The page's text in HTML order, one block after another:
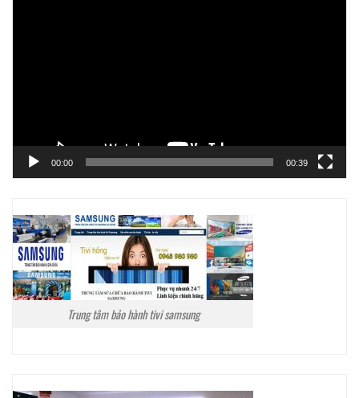
00:00 00:39
Trung tâm bảo hành tivi samsung